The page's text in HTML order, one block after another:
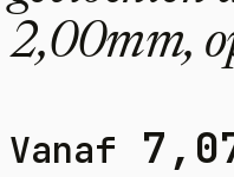
2,00mm,
Vanaf